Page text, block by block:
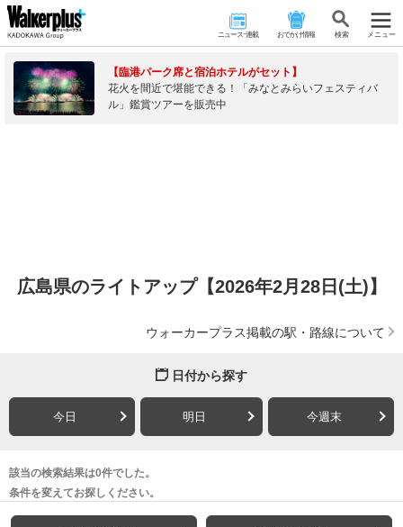
ニュース･連載 おでかけ情報 検 索 メニュー
【臨港パーク席と宿泊ホテルがセット】
花火を間近で堪能できる！「みなとみらいフェスティバ
ル」鑑賞ツアーを販売中
広島県のライトアップ【2026年2月28日(土)】
ウォーカープラス掲載の駅・路線について
日付から探す
今日 明日 今週末
該当の検索結果は0件でした。
条件を変えてお探しください。